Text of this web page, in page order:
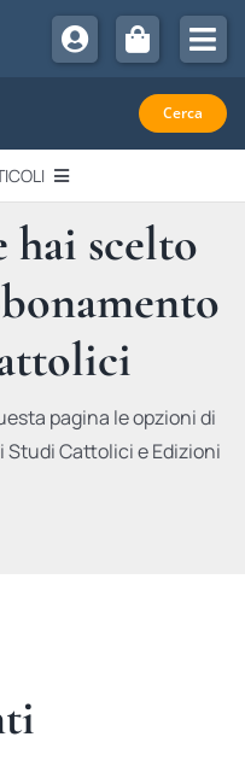
Cerca
hai scelto
pagina le opzioni di
Cattolici e Edizioni